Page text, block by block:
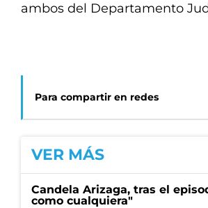
ambos del Departamento
Para compartir en redes
VER MÁS
Candela Arizaga, tras el
como cualquiera"